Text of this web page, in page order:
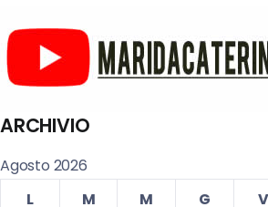
ARCHIVIO
Agosto 2026
L
M M G V